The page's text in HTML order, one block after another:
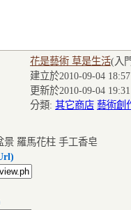
花是藝術 草是生活(入
建立於2010-09-04
更新於2010-09-04
分類: 其它商店 藝術創
景 羅馬花柱 手工香皂